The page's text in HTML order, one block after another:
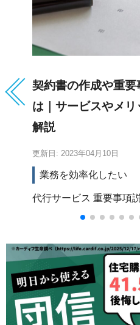
契約書の作成や重要
は｜サービスやメ
解説
更新日: 2023年04月10日
業務を効率化したい
代行サービス 重要事項